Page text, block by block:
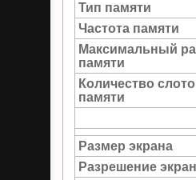
Тип памяти
Частота памяти
Максимальный
памяти
Количество
памяти
Размер экрана
Разрешение